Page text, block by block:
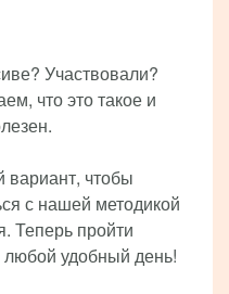
Участвовали?
что это такое и
чтобы
с нашей методикой
Теперь пройти
удобный день!